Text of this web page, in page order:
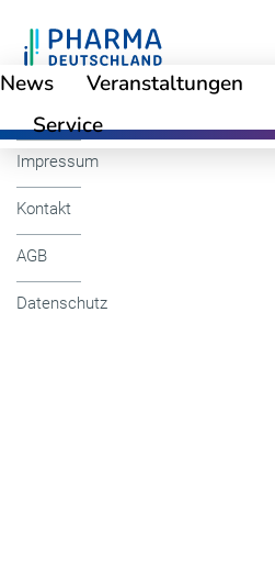
News Veranstaltungen
Service
Cookie-Einstellungen
Impressum
Kontakt
AGB
Datenschutz